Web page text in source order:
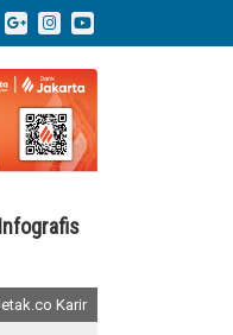
Infografis
Karir